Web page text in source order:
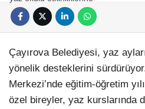
Çayırova Belediyesi, yaz
yönelik desteklerini
Merkezi’nde eğitim-öğretim
özel bireyler, yaz kurslarında